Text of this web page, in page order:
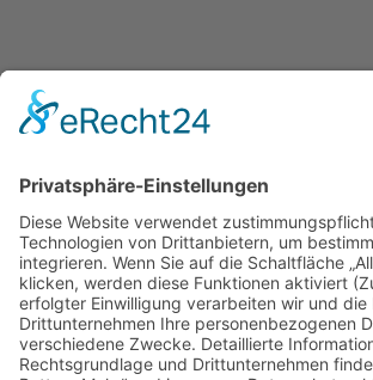
KONTAKT
Spezialitäten aus Österreich
Daimlerstr. 21
50859 Köln
Telefon: 02234 802701
Fax: 02234 986145
Abholung und Verkauf
im Lagerausschließlich